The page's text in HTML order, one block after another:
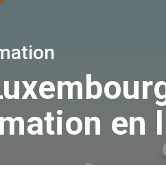
en